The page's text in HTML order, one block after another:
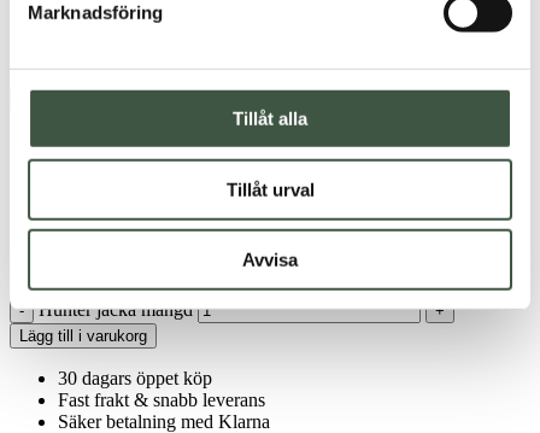
Marknadsföring
Tillåt alla
Tillåt urval
Avvisa
1.300kr
Storleksguide
Färg
L
- Hunter jacka mängd
+
Lägg till i varukorg
30 dagars öppet köp
Fast frakt & snabb leverans
Säker betalning med Klarna